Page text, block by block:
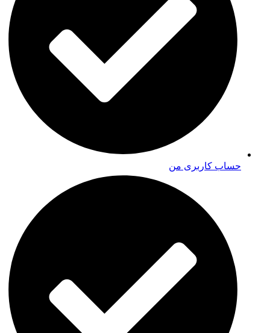
حساب کاربری من